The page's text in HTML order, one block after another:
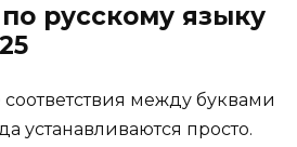
русскому языку
соответствия между буквами
устанавливаются просто.